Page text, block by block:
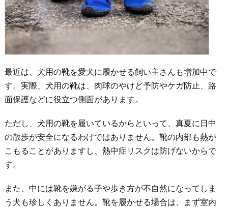
最近は、犬用の靴を愛犬に履かせる飼い主さんも増加中で
す。実際、犬用の靴は、肉球のやけど予防やケガ防止、路
面保護などに役立つ側面があります。
ただし、犬用の靴を履いているからといって、真夏に日中
の散歩が安全になるわけではありません。靴の内部も熱が
こもることがありますし、熱中症リスクは防げないからで
す。
また、中には靴を嫌がる子や歩き方が不自然になってしま
う犬も珍しくありません。靴を履かせる場合は、まず室内